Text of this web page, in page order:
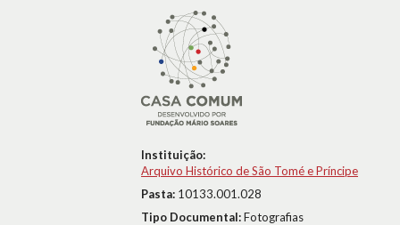
Instituição:
Arquivo Histórico de São Tomé e Príncipe
Pasta: 10133.001.028
Tipo Documental:Fotografias